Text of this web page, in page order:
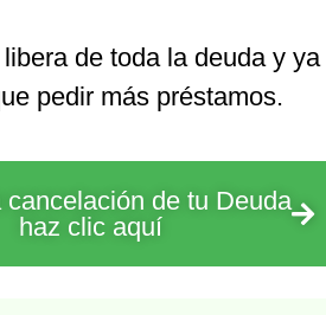
de toda la deuda y
pedir más préstamos.
cancelación de tu Deuda
haz clic aquí